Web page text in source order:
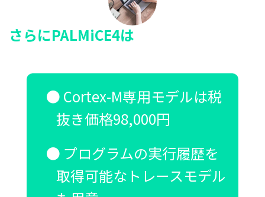
さらにPALMiCE4は
Cortex-M専用モデルは税
抜き価格98,000円
プログラムの実行履歴を
取得可能なトレースモデル